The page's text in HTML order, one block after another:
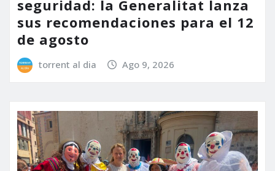
seguridad: la Generalitat lanza
sus recomendaciones para el 12
de agosto
torrent al dia Ago 9, 2026